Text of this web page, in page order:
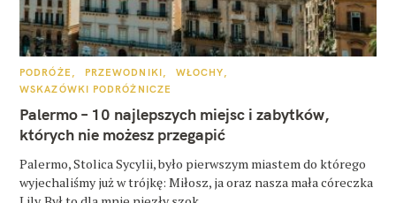
K
T
G
R
PODRÓŻE PRZEWODNIKI
WŁOCHY
WSKAZÓWKI PODRÓŻNICZE
Palermo – 10 najlepszych miejsc i zabytków,
których nie możesz przegapić
Palermo, Stolica Sycylii, było pierwszym miastem do którego
wyjechaliśmy już w trójkę: Miłosz, ja oraz nasza mała córeczka